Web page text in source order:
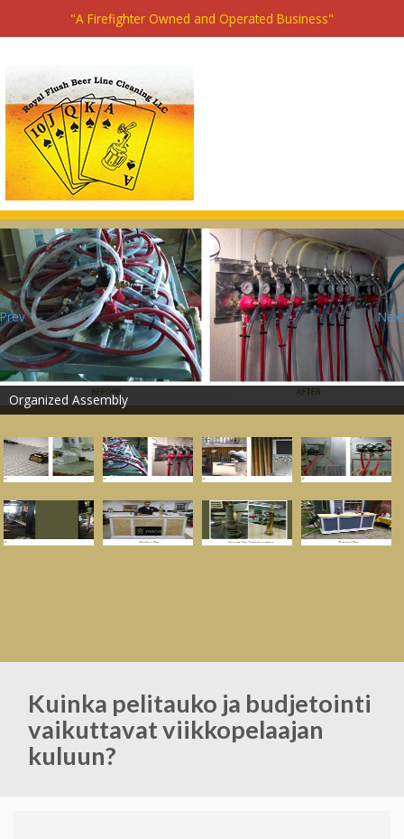
"A Firefighter Owned and Operated Business"
Organized Assembly
Prev Next
Kuinka pelitauko ja budjetointi
vaikuttavat viikkopelaajan
kuluun?